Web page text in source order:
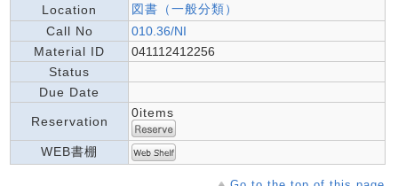
Location
図書（一般分類）
Call No
010.36/NI
Material ID
041112412256
Status
Due Date
Reservation
0items
WEB書棚